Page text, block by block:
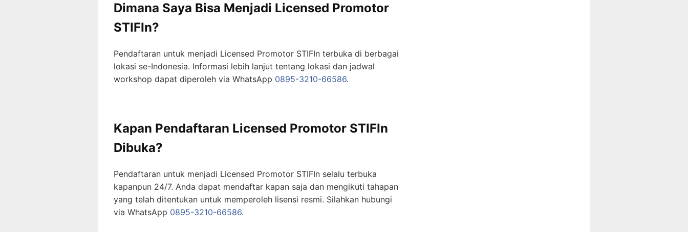
Dimana Saya Bisa Menjadi Licensed Promotor
STIFIn?
Pendaftaran untuk menjadi Licensed Promotor STIFIn terbuka di berbagai
lokasi se-Indonesia. Informasi lebih lanjut tentang lokasi dan jadwal
workshop dapat diperoleh via WhatsApp 0895-3210-66586.
Kapan Pendaftaran Licensed Promotor STIFIn
Dibuka?
Pendaftaran untuk menjadi Licensed Promotor STIFIn selalu terbuka
kapanpun 24/7. Anda dapat mendaftar kapan saja dan mengikuti tahapan
yang telah ditentukan untuk memperoleh lisensi resmi. Silahkan hubungi
via WhatsApp 0895-3210-66586.